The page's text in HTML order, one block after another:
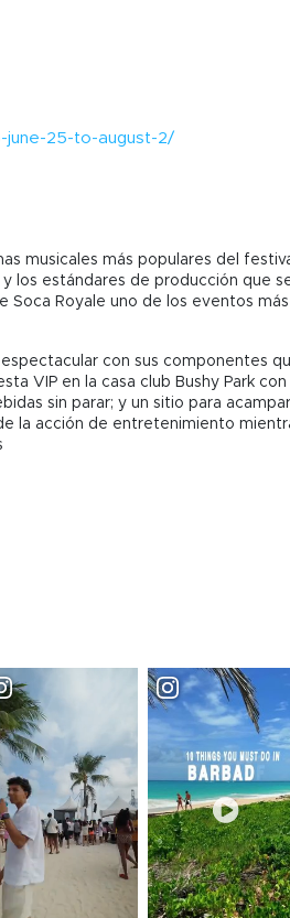
june-25-to-august-2/
musicales más populares del
los estándares de producción que
Soca Royale uno de los eventos
con sus componentes
VIP en la casa club Bushy Park con
sin parar; y un sitio para
la acción de entretenimiento